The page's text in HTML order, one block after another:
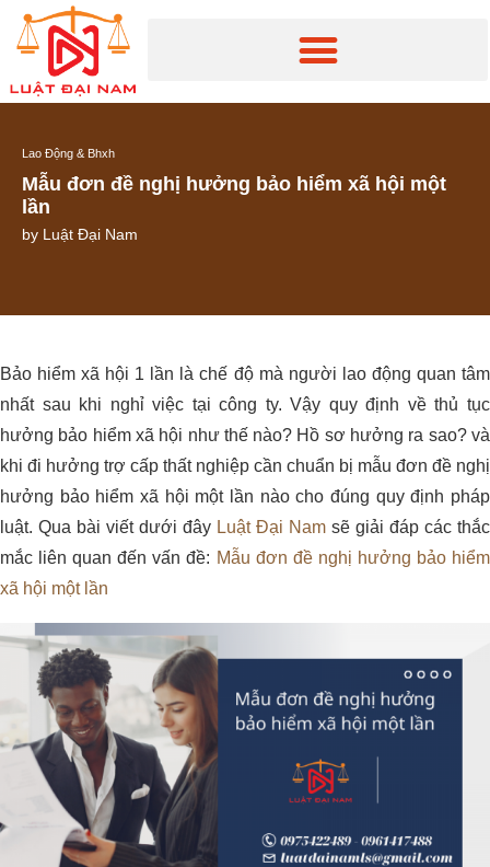
Lao Động & Bhxh
Mẫu đơn đề nghị hưởng bảo hiểm xã hội một
lần
by Luật Đại Nam
Bảo hiểm xã hội 1 lần là chế độ mà người lao động quan tâm
nhất sau khi nghỉ việc tại công ty. Vậy quy định về thủ tục
hưởng bảo hiểm xã hội như thế nào? Hồ sơ hưởng ra sao? và
khi đi hưởng trợ cấp thất nghiệp cần chuẩn bị mẫu đơn đề nghị
hưởng bảo hiểm xã hội một lần nào cho đúng quy định pháp
luật. Qua bài viết dưới đây Luật Đại Nam sẽ giải đáp các thắc
mắc liên quan đến vấn đề: Mẫu đơn đề nghị hưởng bảo hiểm
xã hội một lần